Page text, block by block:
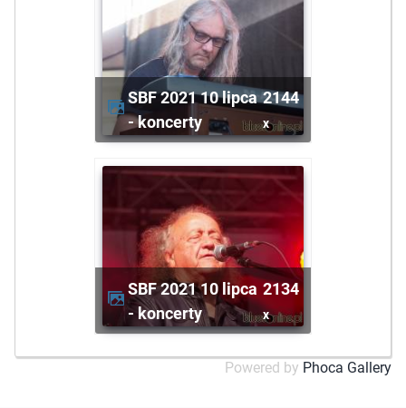
SBF 2021 10 lipca
- koncerty
2144
x
SBF 2021 10 lipca
- koncerty
2134
x
Powered by Phoca Gallery